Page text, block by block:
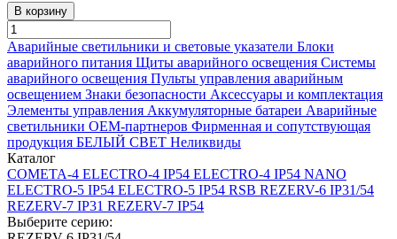
В корзину
Аварийные светильники и световые указатели Блоки
аварийного питания Щиты аварийного освещения Системы
аварийного освещения Пульты управления аварийным
освещением Знаки безопасности Аксессуары и комплектация
Элементы управления Аккумуляторные батареи Аварийные
светильники ОЕМ-партнеров Фирменная и сопутствующая
продукция БЕЛЫЙ СВЕТ Неликвиды
Каталог
COMETA-4 ELECTRO-4 IP54 ELECTRO-4 IP54 NANO
ELECTRO-5 IP54 ELECTRO-5 IP54 RSB REZERV-6 IP31/54
REZERV-7 IP31 REZERV-7 IP54
Выберите серию: